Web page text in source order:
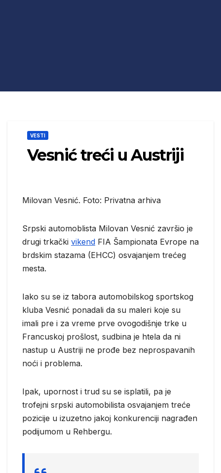
VESTI
Vesnić treći u Austriji
Milovan Vesnić. Foto: Privatna arhiva
Srpski automoblista Milovan Vesnić završio je
drugi trkački vikend FIA Šampionata Evrope na
brdskim stazama (EHCC) osvajanjem trećeg
mesta.
Iako su se iz tabora automobilskog sportskog
kluba Vesnić ponadali da su maleri koje su
imali pre i za vreme prve ovogodišnje trke u
Francuskoj prošlost, sudbina je htela da ni
nastup u Austriji ne prođe bez neprospavanih
noći i problema.
Ipak, upornost i trud su se isplatili, pa je
trofejni srpski automobilista osvajanjem treće
pozicije u izuzetno jakoj konkurenciji nagrađen
podijumom u Rehbergu.